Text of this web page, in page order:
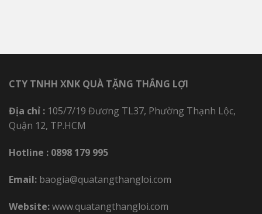
CTY TNHH XNK QUÀ TẶNG THẮNG LỢI
Địa chỉ : 105/7/19 Đương TL37, Phường Thạnh Lộc,
Quận 12, TP.HCM
Hotline : 0898 179 995
Email: baogia@quatangthangloi.com
Website:www.quatangthangloi.com